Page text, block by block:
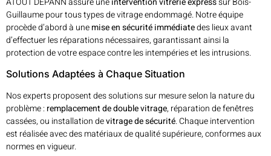
Guillaume pour tous types de vitrage endommagé. Notre équipe
procède d’abord à unemise en sécurité immédiatedes lieux avant
d’effectuer les réparations nécessaires, garantissant ainsi la
protection de votre espace contre les intempéries et les intrusions.
Solutions Adaptées à Chaque Situation
Nos experts proposent des solutions sur mesure selon la nature du
problème : remplacement de double vitrage, réparation de fenêtres
cassées, ou installation devitrage de sécurité. Chaque intervention
est réalisée avec des matériaux de qualité supérieure, conformes aux
normes en vigueur.